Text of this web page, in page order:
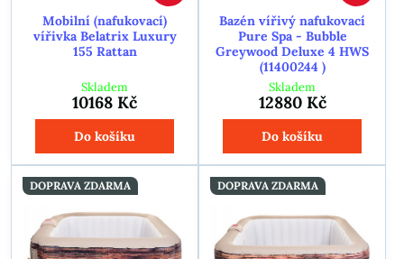
Mobilní (nafukovací)
vířivka Belatrix Luxury
155 Rattan
Skladem
10168 Kč
Do košíku
Bazén vířivý nafukovací
Pure Spa - Bubble
Greywood Deluxe 4 HWS
(11400244 )
Skladem
12880 Kč
Do košíku
DOPRAVA ZDARMA DOPRAVA ZDARMA